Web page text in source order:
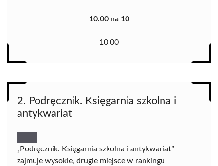
10.00 na 10
10.00
2. Podręcznik. Księgarnia szkolna i
antykwariat
„Podręcznik. Księgarnia szkolna i antykwariat”
zajmuje wysokie, drugie miejsce w rankingu